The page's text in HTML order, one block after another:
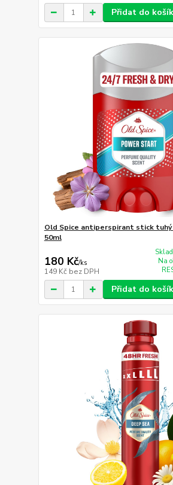
Přidat do
Old Spice antiperspirant stick
50ml
180 Kč/ks
149 Kč bez DPH
Na
Přidat do